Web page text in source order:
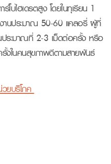
บไฮเดรตสูง โดยในทุเรียน 1
านประมาณ 50-60 แคลอรี่ ผู้ที่
ประมาณที่ 2-3 เม็ดต่อครั้ง หรือ
รั้งในคนสุขภาพดีตามสายพันธ์
ยบริโภค